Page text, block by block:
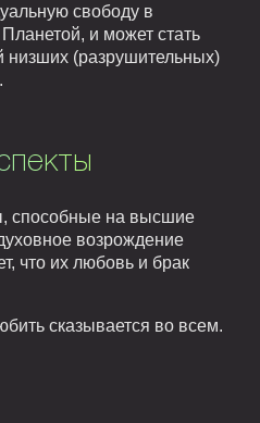
свободу в
и может стать
низших (разрушительных)
способные на высшие
возрождение
что их любовь и брак
сказывается во всем.